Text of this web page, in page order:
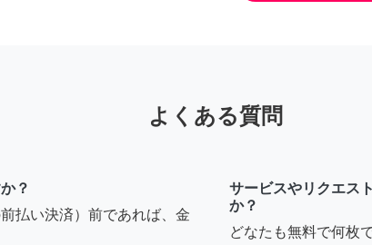
よくある質問
？
払い決済）前であれば、金
サービスやリクエス
か？
どなたも無料で何枚